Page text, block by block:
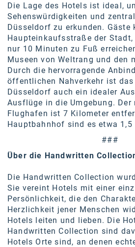
Die Lage des Hotels ist ideal,
Sehenswürdigkeiten und
Düsseldorf zu erkunden. Gäste
Haupteinkaufsstraße der
nur 10 Minuten zu Fuß
Museen von Weltrang und den
Durch die hervorragende
öffentlichen Nahverkehr ist das
Düsseldorf auch ein idealer
Ausflüge in die Umgebung. Der
Flughafen ist 7 Kilometer
Hauptbahnhof sind es etwa 1,5
###
Über die Handwritten
Die Handwritten Collection
Sie vereint Hotels mit einer
Persönlichkeit, die den
Herzlichkeit jener Menschen
Hotels leiten und lieben. Die
Handwritten Collection sind
Hotels Orte sind, an denen